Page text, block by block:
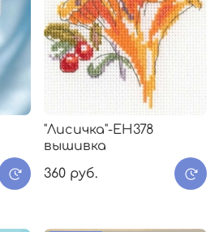
"Лисичка"-EH378
вышивка
360 руб.